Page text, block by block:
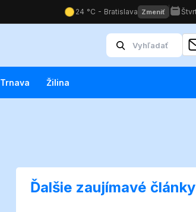
Trnava Žilina
Ďalšie zaujímavé články